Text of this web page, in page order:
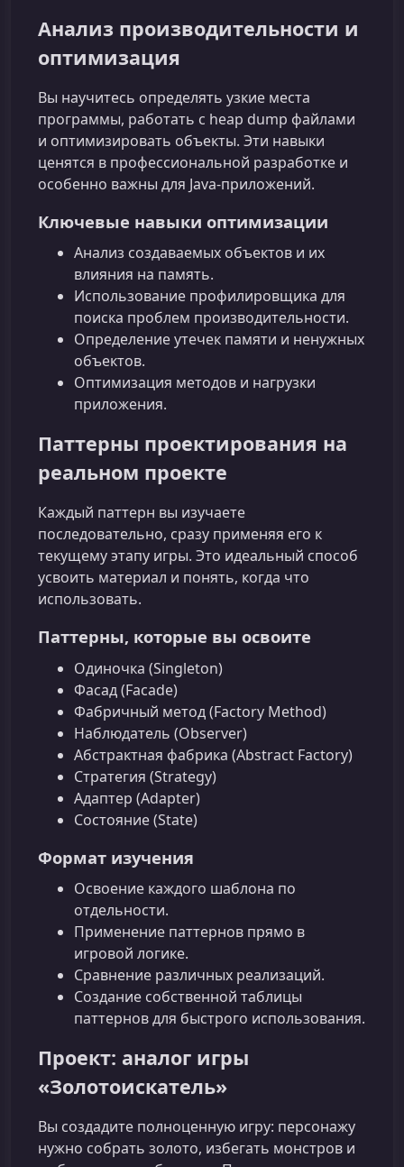
Анализ производительности и
оптимизация
Вы научитесь определять узкие места
программы, работать с heap dump файлами
и оптимизировать объекты. Эти навыки
ценятся в профессиональной разработке и
особенно важны для Java-приложений.
Ключевые навыки оптимизации
Анализ создаваемых объектов и их
влияния на память.
Использование профилировщика для
поиска проблем производительности.
Определение утечек памяти и ненужных
объектов.
Оптимизация методов и нагрузки
приложения.
Паттерны проектирования на
реальном проекте
Каждый паттерн вы изучаете
последовательно, сразу применяя его к
текущему этапу игры. Это идеальный способ
усвоить материал и понять, когда что
использовать.
Паттерны, которые вы освоите
Одиночка (Singleton)
Фасад (Facade)
Фабричный метод (Factory Method)
Наблюдатель (Observer)
Абстрактная фабрика (Abstract Factory)
Стратегия (Strategy)
Адаптер (Adapter)
Состояние (State)
Формат изучения
Освоение каждого шаблона по
отдельности.
Применение паттернов прямо в
игровой логике.
Сравнение различных реализаций.
Создание собственной таблицы
паттернов для быстрого использования.
Проект: аналог игры
«Золотоискатель»
Вы создадите полноценную игру: персонажу
нужно собрать золото, избегать монстров и